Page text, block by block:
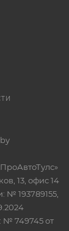
13, офис 14
№ 193789155,
№ 749745 от